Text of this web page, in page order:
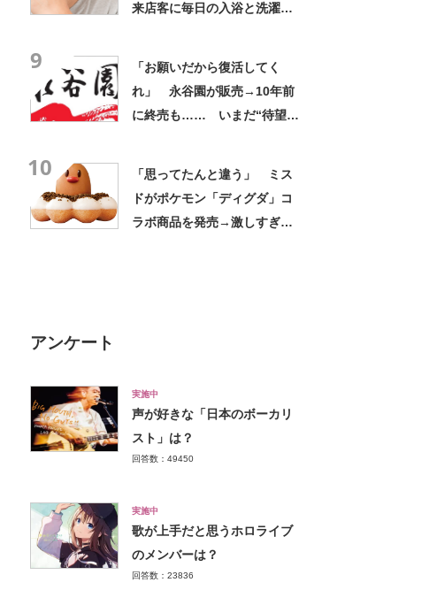
来店客に毎日の入浴と洗濯を
9
「お願いだから復活してく
れ」 永谷園が販売→10年前
に終売も…… いまだ“待望
10
「思ってたんと違う」 ミス
ドがポケモン「ディグダ」コ
ラボ商品を発売→激しすぎ
アンケート
実施中
声が好きな「日本のボーカリ
スト」は？
回答数：49450
実施中
歌が上手だと思うホロライブ
のメンバーは？
回答数：23836